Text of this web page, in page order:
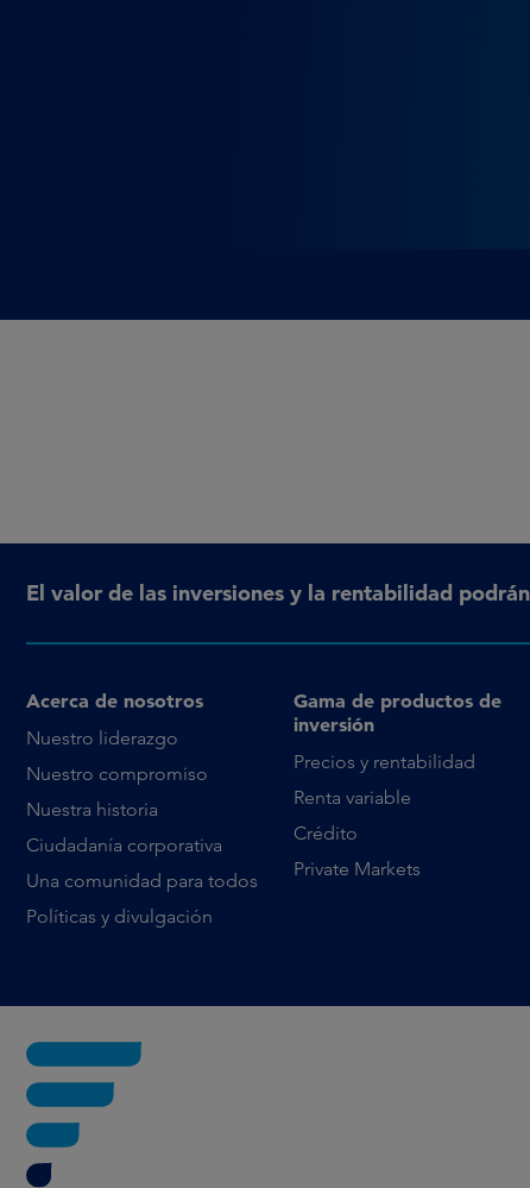
El valor de las inversiones y la rentabilidad
Acerca de nosotros
Nuestro liderazgo
Nuestro compromiso
Nuestra historia
Ciudadanía corporativa
Una comunidad para todos
Políticas y divulgación
Gama de productos de
inversión
Precios y rentabilidad
Renta variable
Crédito
Private Markets